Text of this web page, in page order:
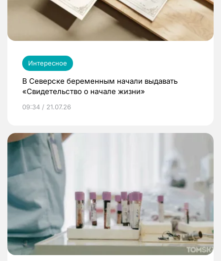
Интересное
В Северске беременным начали выдавать
«Свидетельство о начале жизни»
09:34 / 21.07.26